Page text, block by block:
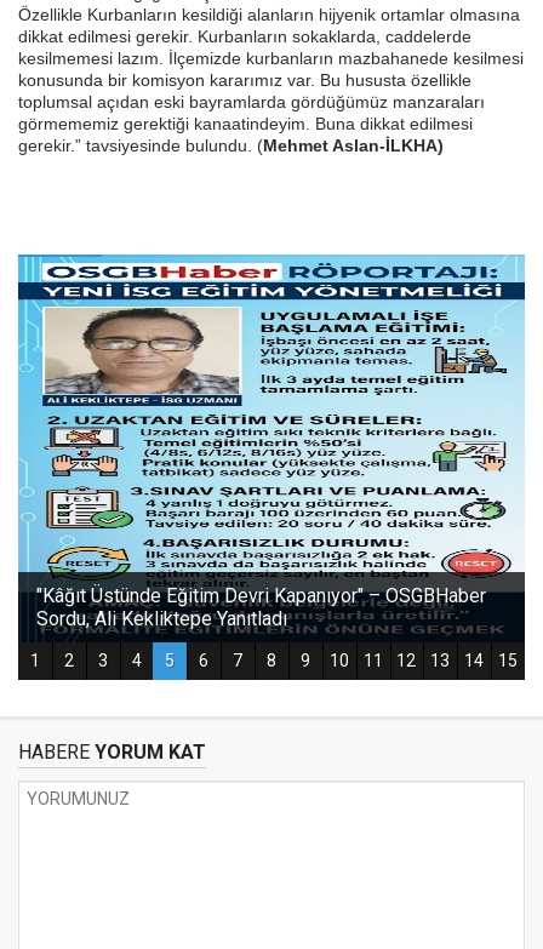
Özellikle Kurbanların kesildiği alanların hijyenik ortamlar olmasına
dikkat edilmesi gerekir. Kurbanların sokaklarda, caddelerde
kesilmemesi lazım. İlçemizde kurbanların mazbahanede kesilmesi
konusunda bir komisyon kararımız var. Bu hususta özellikle
toplumsal açıdan eski bayramlarda gördüğümüz manzaraları
görmememiz gerektiği kanaatindeyim. Buna dikkat edilmesi
gerekir.” tavsiyesinde bulundu. (Mehmet Aslan-İLKHA)
HABERE YORUM KAT